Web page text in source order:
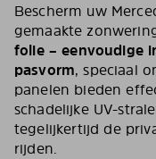
Bescherm uw
gemaakte
folie – eenvoudige
pasvorm, speciaal
panelen bieden
schadelijke UV-
tegelijkertijd de
rijden.